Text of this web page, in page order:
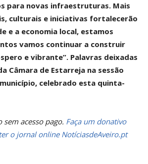
para novas infraestruturas. Mais
culturais e iniciativas fortalecerão
e a economia local, estamos
vamos continuar a construir
e vibrante”. Palavras deixadas
Câmara de Estarreja na sessão
celebrado esta quinta-
sem acesso pago. Faça um donativo
o jornal online NotíciasdeAveiro.pt